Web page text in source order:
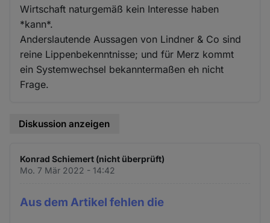
Wirtschaft naturgemäß kein Interesse haben
*kann*.
Anderslautende Aussagen von Lindner & Co sind
reine Lippenbekenntnisse; und für Merz kommt
ein Systemwechsel bekanntermaßen eh nicht
Frage.
Diskussion anzeigen
Konrad Schiemert (nicht überprüft)
Mo. 7 Mär 2022 - 14:42
Aus dem Artikel fehlen die